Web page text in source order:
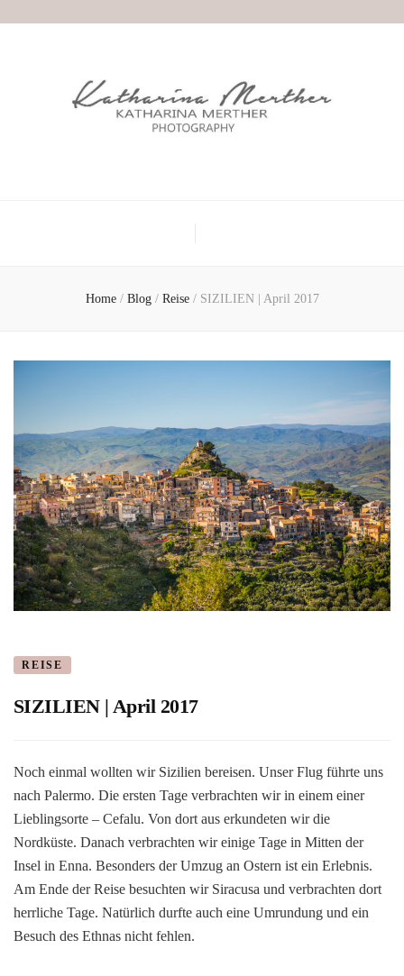
Home / Blog / Reise / SIZILIEN | April 2017
REISE
SIZILIEN | April 2017
Noch einmal wollten wir Sizilien bereisen. Unser Flug führte uns
nach Palermo. Die ersten Tage verbrachten wir in einem einer
Lieblingsorte – Cefalu. Von dort aus erkundeten wir die
Nordküste. Danach verbrachten wir einige Tage in Mitten der
Insel in Enna. Besonders der Umzug an Ostern ist ein Erlebnis.
Am Ende der Reise besuchten wir Siracusa und verbrachten dort
herrliche Tage. Natürlich durfte auch eine Umrundung und ein
Besuch des Ethnas nicht fehlen.